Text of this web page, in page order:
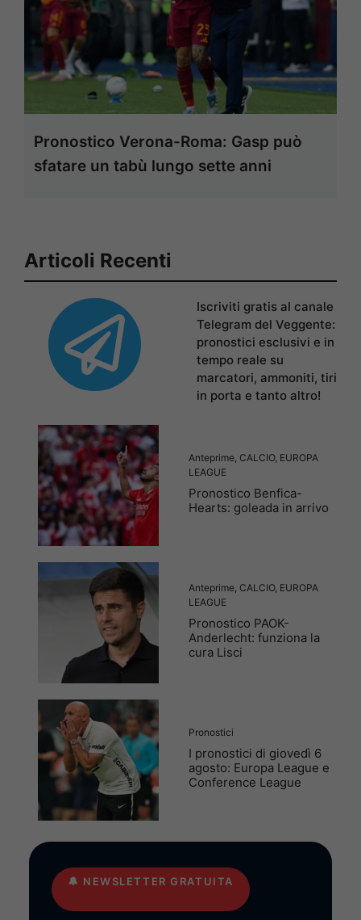
Pronostico Verona-Roma: Gasp può
sfatare un tabù lungo sette anni
Articoli Recenti
Iscriviti gratis al canale
Telegram del Veggente:
pronostici esclusivi e in
tempo reale su
marcatori, ammoniti, tiri
in porta e tanto altro!
Anteprime, CALCIO, EUROPA
LEAGUE
Pronostico Benfica-
Hearts: goleada in arrivo
Anteprime, CALCIO, EUROPA
LEAGUE
Pronostico PAOK-
Anderlecht: funziona la
cura Lisci
Pronostici
I pronostici di giovedì 6
agosto: Europa League e
Conference League
🔔 NEWSLETTER GRATUITA